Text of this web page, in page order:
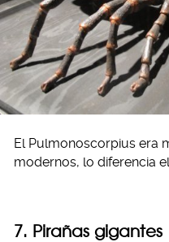
El Pulmonoscorpius era
modernos, lo diferencia
7. Pirañas gigantes